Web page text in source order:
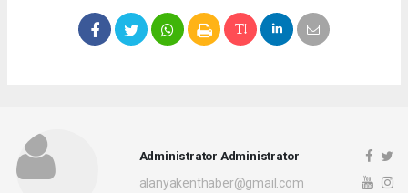
Administrator Administrator
alanyakenthaber@gmail.com